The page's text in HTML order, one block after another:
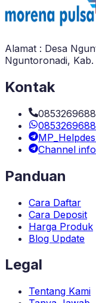
Alamat : Desa
Nguntoronadi,
Kontak
Channel info
Panduan
Cara Daftar
Cara Deposit
Harga Produk
Blog Update
Legal
Tentang Kami